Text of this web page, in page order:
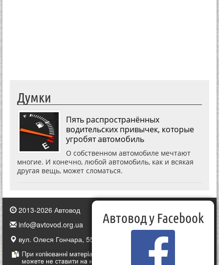
Думки
Пять распространённых
водительских привычек, которые
угробят автомобиль
О собственном автомобиле мечтают
многие. И конечно, любой автомобиль, как и всякая
другая вещь, может сломаться.
2013-2026 Автовод
info@avtovod.org.ua
вул. Олеся Гончара, 55, Київ, Україна
Автовод у Facebook